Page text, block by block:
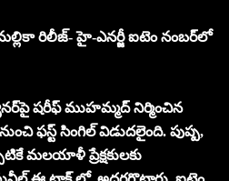
రిలీజ్- హై-ఎనర్జీ ఐటెం నంబర్‌లో
షరీఫ్ ముహమ్మద్ నిర్మించిన
ఫస్ట్ సింగిల్ విడుదలైంది. పుష్ప,
మలయాళీ ప్రేక్షకులకు